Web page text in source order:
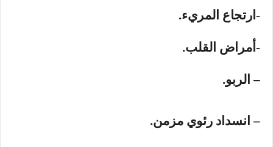
-ارتجاع المريء.
-أمراض القلب.
– الربو.
– انسداد رئوي مزمن.